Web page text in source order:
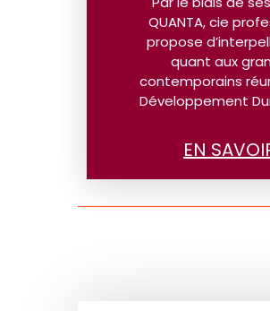
QUANTA, cie
propose
quant aux
contemporains
Développement
EN